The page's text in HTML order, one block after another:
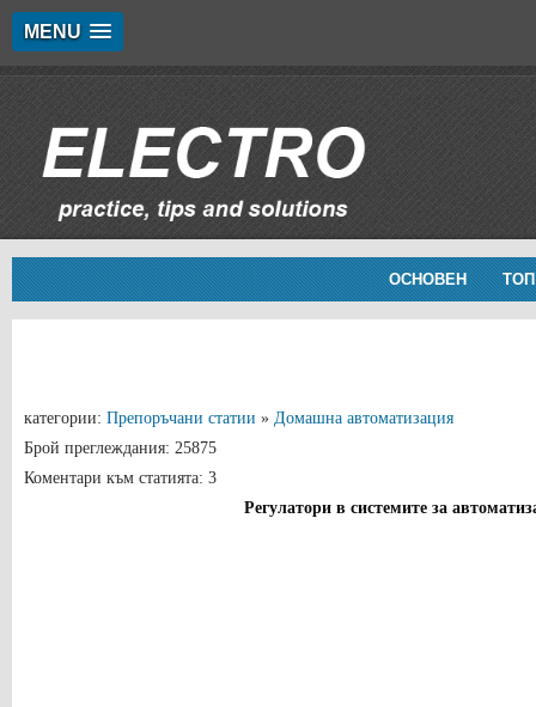
MENU
ОСНОВЕН
категории: Препоръчани статии » Домашна автоматизация
Брой преглеждания: 25875
Коментари към статията: 3
Регулатори в системите за